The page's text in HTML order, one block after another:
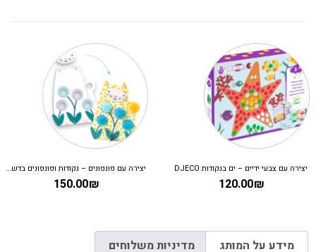
יצירה עם צבעי ידיים – ים בנקודות DJECO
120.00₪
יצירה עם פונפונים – נקודות ופונפונים בדשא DJECO
150.00₪
מידע על המותג מדיניות משלוחים